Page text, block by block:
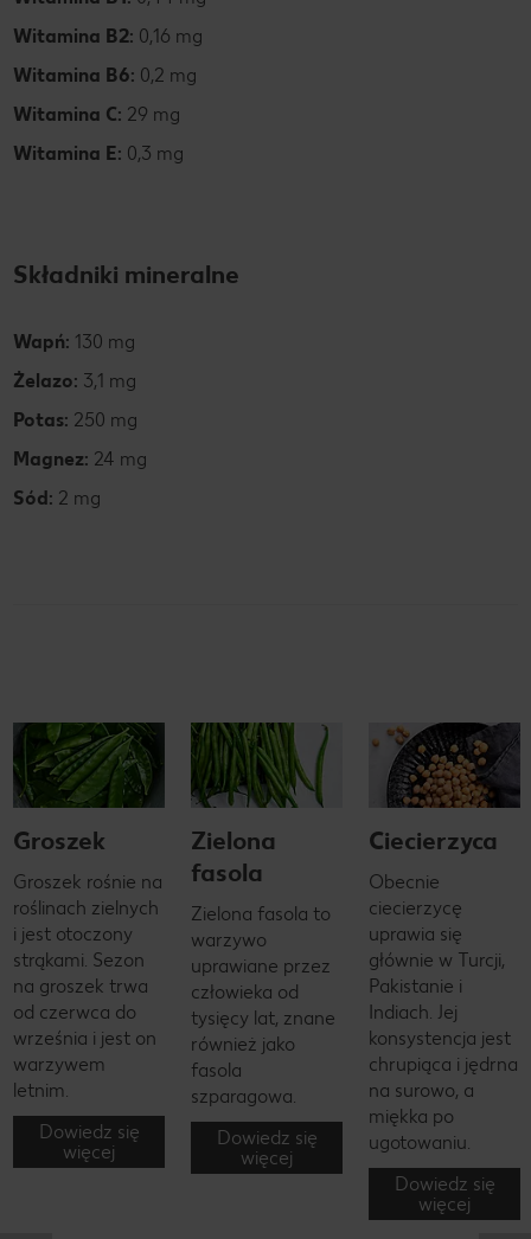
Witamina B2: 0,16 mg
Witamina B6: 0,2 mg
Witamina C: 29 mg
Witamina E: 0,3 mg
Składniki mineralne
Wapń: 130 mg
Żelazo: 3,1 mg
Potas: 250 mg
Magnez: 24 mg
Sód: 2 mg
Groszek
Groszek rośnie na
roślinach zielnych
i jest otoczony
strąkami. Sezon
na groszek trwa
od czerwca do
września i jest on
warzywem
letnim.
Dowiedz się
więcej
Zielona
fasola
Zielona fasola to
warzywo
uprawiane przez
człowieka od
tysięcy lat, znane
również jako
fasola
szparagowa.
Dowiedz się
więcej
Ciecierzyca
Obecnie
ciecierzycę
uprawia się
głównie w Turcji,
Pakistanie i
Indiach. Jej
konsystencja jest
chrupiąca i jędrna
na surowo, a
miękka po
ugotowaniu.
Dowiedz się
więcej